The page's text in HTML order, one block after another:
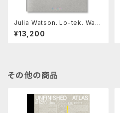
Julia Watson. Lo-tek. Wate
r. a Field Guide for Teknol
ogy
¥13,200
その他の商品